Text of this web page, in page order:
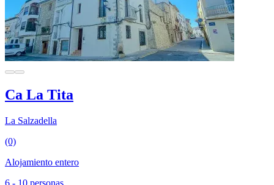
Ca La Tita
La Salzadella
(0)
Alojamiento entero
6 - 10 personas